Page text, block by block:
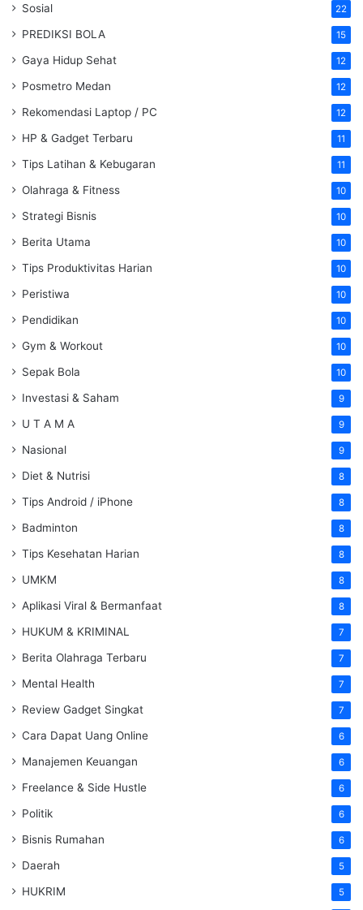
Sosial 22
PREDIKSI BOLA 15
Gaya Hidup Sehat 12
Posmetro Medan 12
Rekomendasi Laptop / PC 12
HP & Gadget Terbaru 11
Tips Latihan & Kebugaran 11
Olahraga & Fitness 10
Strategi Bisnis 10
Berita Utama 10
Tips Produktivitas Harian 10
Peristiwa 10
Pendidikan 10
Gym & Workout 10
Sepak Bola 10
Investasi & Saham 9
U T A M A 9
Nasional 9
Diet & Nutrisi 8
Tips Android / iPhone 8
Badminton 8
Tips Kesehatan Harian 8
UMKM 8
Aplikasi Viral & Bermanfaat 8
HUKUM & KRIMINAL 7
Berita Olahraga Terbaru 7
Mental Health 7
Review Gadget Singkat 7
Cara Dapat Uang Online 6
Manajemen Keuangan 6
Freelance & Side Hustle 6
Politik 6
Bisnis Rumahan 6
Daerah 5
HUKRIM 5